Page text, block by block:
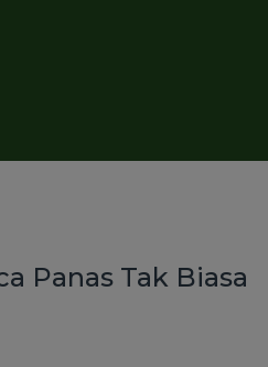
Panas Tak Biasa